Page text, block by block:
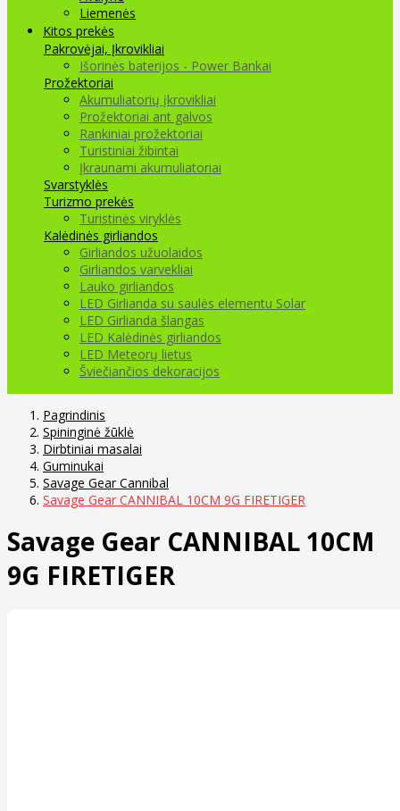
Liemenės
Kitos prekės
Pakrovėjai, Įkrovikliai
Išorinės baterijos - Power Bankai
Prožektoriai
Akumuliatorių įkrovikliai
Prožektoriai ant galvos
Rankiniai prožektoriai
Turistiniai žibintai
Įkraunami akumuliatoriai
Svarstyklės
Turizmo prekės
Turistinės viryklės
Kalėdinės girliandos
Girliandos užuolaidos
Girliandos varvekliai
Lauko girliandos
LED Girlianda su saulės elementu Solar
LED Girlianda šlangas
LED Kalėdinės girliandos
LED Meteorų lietus
Šviečiančios dekoracijos
Pagrindinis
Spininginė žūklė
Dirbtiniai masalai
Guminukai
Savage Gear Cannibal
Savage Gear CANNIBAL 10CM 9G FIRETIGER
Savage Gear CANNIBAL 10CM
9G FIRETIGER